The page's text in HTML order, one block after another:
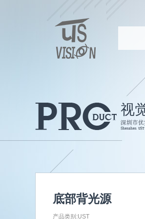
视
底部背光源
产品类别:UST